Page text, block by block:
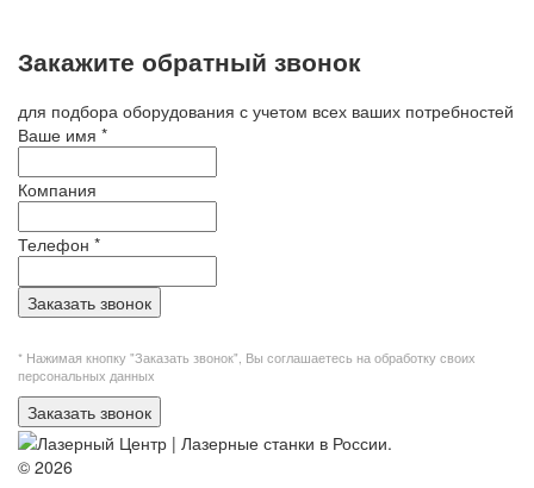
Закажите обратный звонок
для подбора оборудования с учетом всех ваших потребностей
Ваше имя *
Компания
Телефон *
Заказать звонок
* Нажимая кнопку "Заказать звонок", Вы соглашаетесь на обработку своих
персональных данных
Заказать звонок
© 2026